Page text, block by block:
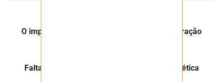
O impacto das mudanças climáticas na mineração
Falta de cobre pode atrasar transição energética